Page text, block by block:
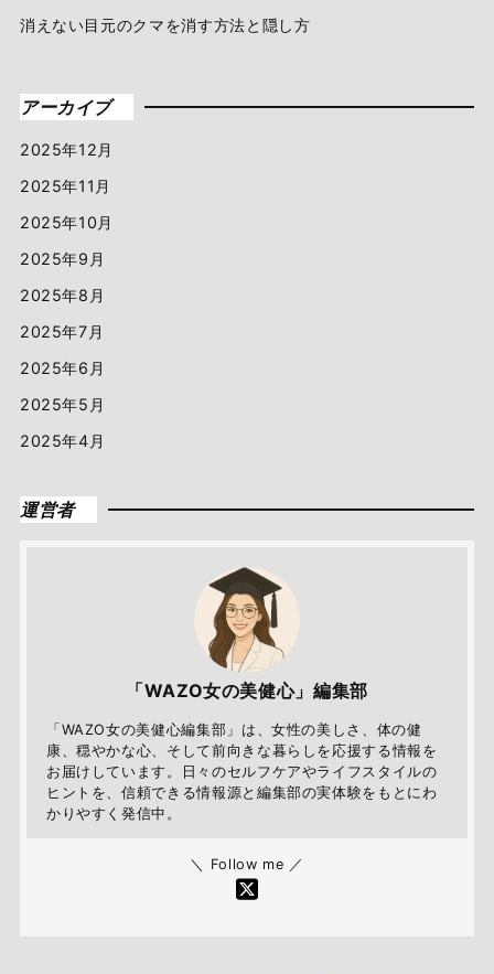
消えない目元のクマを消す方法と隠し方
アーカイブ
2025年12月
2025年11月
2025年10月
2025年9月
2025年8月
2025年7月
2025年6月
2025年5月
2025年4月
運営者
「WAZO女の美健心」編集部
「WAZO女の美健心編集部」は、女性の美しさ、体の健
康、穏やかな心、そして前向きな暮らしを応援する情報を
お届けしています。日々のセルフケアやライフスタイルの
ヒントを、信頼できる情報源と編集部の実体験をもとにわ
かりやすく発信中。
＼ Follow me ／